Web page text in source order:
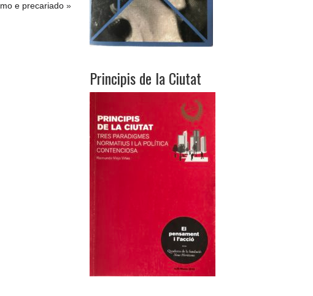
e precariado»
Principis de la Ciutat